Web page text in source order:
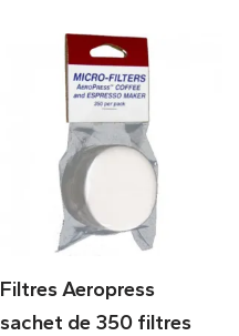
Filtres Aeropress
sachet de 350 filtres